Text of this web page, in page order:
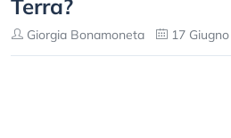
Terra?
Giorgia Bonamoneta 17